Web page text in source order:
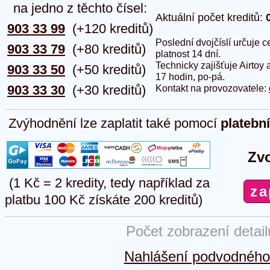
na jedno z těchto čísel:
903 33 99
903 33 79
903 33 50
903 33 30
(+120 kreditů)
(+80 kreditů)
(+50 kreditů)
(+30 kreditů)
Aktuální počet kreditů:
Poslední dvojčíslí určuje
platnost 14 dní.
Technicky zajišťuje Airtoy
17 hodin, po-pá.
Kontakt na provozovatele:
Zvýhodnění lze zaplatit také pomocí
(1 Kč = 2 kredity, tedy například za
platbu 100 Kč získáte 200 kreditů)
Počet zobrazení
Nahlášení